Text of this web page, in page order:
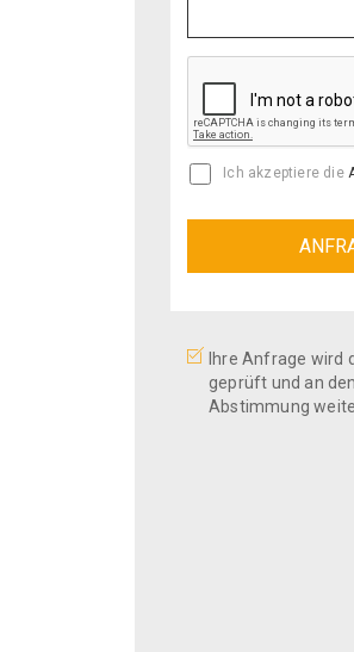
Ich akzeptiere die
Ihre Anfrage wird
geprüft und an
Abstimmung